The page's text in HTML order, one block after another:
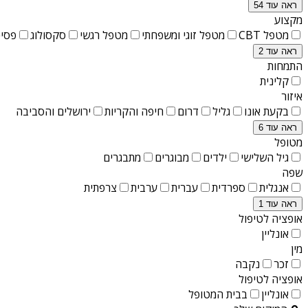
ראה עוד 54
מקצוע
מטפל CBT
מטפל זוגי ומשפחתי מטפל רגשי סקסולוג
ראה עוד 2
התמחות
קלינית
איזור
בקעת אונו
גליל דרום חיפה והקריות ירושלים והסביבה
ראה עוד 6
מטופל
גיל השלישי
ילדים מבוגרים
מתבגרים
שפה
אנגלית
ספרדית עברית ערבית צרפתית
ראה עוד 1
אופציה לטיפול
אונליין
מין
זכר
נקבה
אופציה לטיפול
אונליין
בבית המטופל